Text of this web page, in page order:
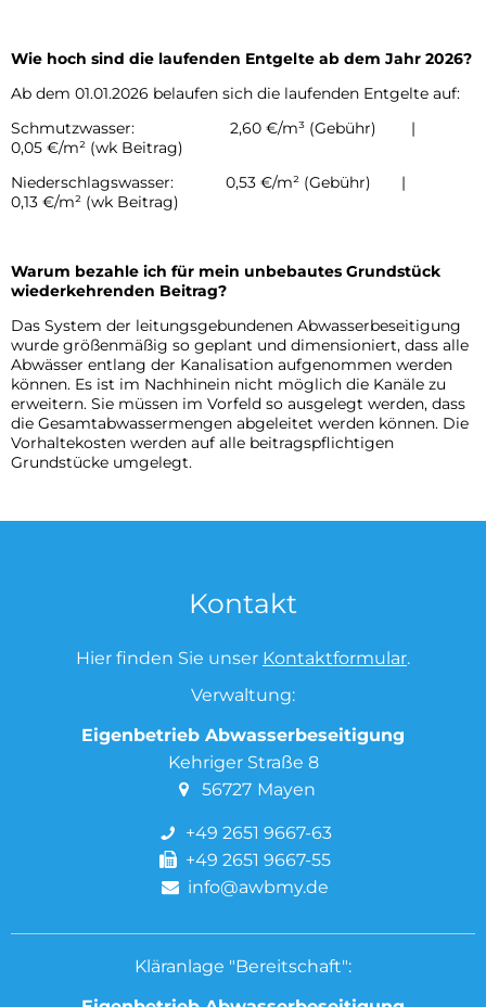
Betriebsausflug der Stadtverwaltung
Vollsperrung Joignystraße
Wie hoch sind die laufenden Entgelte ab dem Jahr 2026?
Ab dem 01.01.2026 belaufen sich die laufenden Entgelte auf:
Schmutzwasser: 2,60 €/m³ (Gebühr) |
0,05 €/m² (wk Beitrag)
Niederschlagswasser: 0,53 €/m² (Gebühr) |
0,13 €/m² (wk Beitrag)
Warum bezahle ich für mein unbebautes Grundstück
wiederkehrenden Beitrag?
Das System der leitungsgebundenen Abwasserbeseitigung
wurde größenmäßig so geplant und dimensioniert, dass alle
Abwässer entlang der Kanalisation aufgenommen werden
können. Es ist im Nachhinein nicht möglich die Kanäle zu
erweitern. Sie müssen im Vorfeld so ausgelegt werden, dass
die Gesamtabwassermengen abgeleitet werden können. Die
Vorhaltekosten werden auf alle beitragspflichtigen
Grundstücke umgelegt.
Kontakt
Hier finden Sie unser Kontaktformular.
Verwaltung:
Eigenbetrieb Abwasserbeseitigung
Kehriger Straße 8
56727 Mayen
+49 2651 9667-63
+49 2651 9667-55
info@awbmy.de
Kläranlage "Bereitschaft":